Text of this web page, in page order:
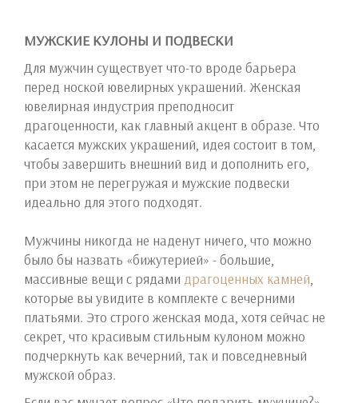
МУЖСКИЕ КУЛОНЫ И ПОДВЕСКИ
Для мужчин существует что-то вроде барьера
перед ноской ювелирных украшений. Женская
ювелирная индустрия преподносит
драгоценности, как главный акцент в образе. Что
касается мужских украшений, идея состоит в том,
чтобы завершить внешний вид и дополнить его,
при этом не перегружая и мужские подвески
идеально для этого подходят.
Мужчины никогда не наденут ничего, что можно
было бы назвать «бижутерией» - большие,
массивные вещи с рядами драгоценных камней
которые вы увидите в комплекте с вечерними
платьями. Это строго женская мода, хотя сейчас не
секрет, что красивым стильным кулоном можно
подчеркнуть как вечерний, так и повседневный
мужской образ.